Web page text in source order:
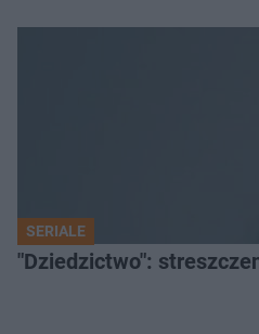
SERIALE
"Dziedzictwo":